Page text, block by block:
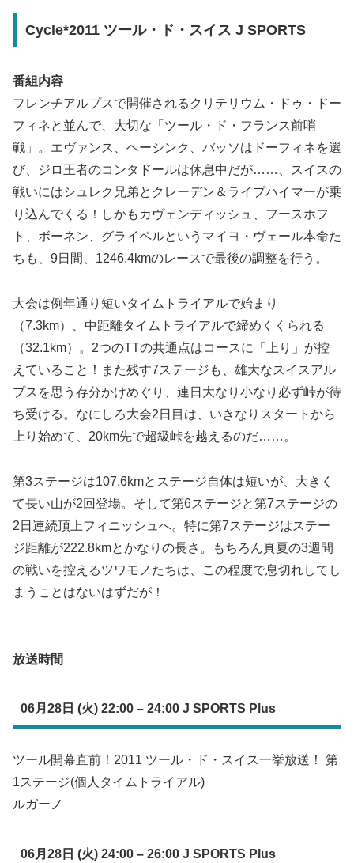
Cycle*2011 ツール・ド・スイス J SPORTS
番組内容
フレンチアルプスで開催されるクリテリウム・ドゥ・ドー
フィネと並んで、大切な「ツール・ド・フランス前哨
戦」。エヴァンス、ヘーシンク、バッソはドーフィネを選
び、ジロ王者のコンタドールは休息中だが……、スイスの
戦いにはシュレク兄弟とクレーデン＆ライプハイマーが乗
り込んでくる！しかもカヴェンディッシュ、フースホフ
ト、ボーネン、グライペルというマイヨ・ヴェール本命た
ちも、9日間、1246.4kmのレースで最後の調整を行う。
大会は例年通り短いタイムトライアルで始まり
（7.3km）、中距離タイムトライアルで締めくくられる
（32.1km）。2つのTTの共通点はコースに「上り」が控
えていること！また残す7ステージも、雄大なスイスアル
プスを思う存分かけめぐり、連日大なり小なり必ず峠が待
ち受ける。なにしろ大会2日目は、いきなりスタートから
上り始めて、20km先で超級峠を越えるのだ……。
第3ステージは107.6kmとステージ自体は短いが、大きく
て長い山が2回登場。そして第6ステージと第7ステージの
2日連続頂上フィニッシュへ。特に第7ステージはステー
ジ距離が222.8kmとかなりの長さ。もちろん真夏の3週間
の戦いを控えるツワモノたちは、この程度で息切れしてし
まうことはないはずだが！
放送時間
06月28日 (火) 22:00 – 24:00 J SPORTS Plus
ツール開幕直前！2011 ツール・ド・スイス一挙放送！ 第
1ステージ(個人タイムトライアル)
ルガーノ
06月28日 (火) 24:00 – 26:00 J SPORTS Plus